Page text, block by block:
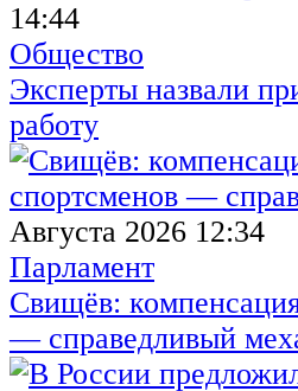
14:44
Общество
Эксперты назвали
работу
Августа 2026 12:34
Парламент
Свищёв:
— справедливый